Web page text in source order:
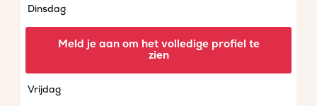
Dinsdag
Vrijdag
Meld je aan om het volledige profiel te
zien